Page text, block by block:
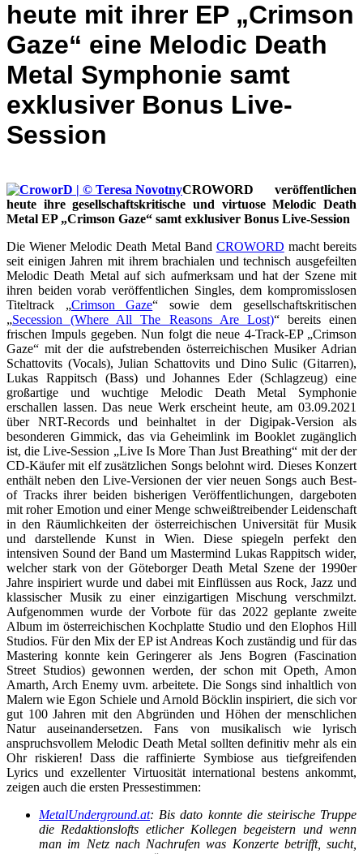
heute mit ihrer EP „Crimson
Gaze“ eine Melodic Death
Metal Symphonie samt
exklusiver Bonus Live-
Session
CROWORD veröffentlichen
heute ihre gesellschaftskritische und virtuose Melodic Death
Metal EP „Crimson Gaze“ samt exklusiver Bonus Live-Session
Die Wiener Melodic Death Metal Band CROWORD macht bereits
seit einigen Jahren mit ihrem brachialen und technisch ausgefeilten
Melodic Death Metal auf sich aufmerksam und hat der Szene mit
ihren beiden vorab veröffentlichen Singles, dem kompromisslosen
Titeltrack „Crimson Gaze“ sowie dem gesellschaftskritischen
„Secession (Where All The Reasons Are Lost)“ bereits einen
frischen Impuls gegeben. Nun folgt die neue 4-Track-EP „Crimson
Gaze“ mit der die aufstrebenden österreichischen Musiker Adrian
Schattovits (Vocals), Julian Schattovits und Dino Sulic (Gitarren),
Lukas Rappitsch (Bass) und Johannes Eder (Schlagzeug) eine
großartige und wuchtige Melodic Death Metal Symphonie
erschallen lassen. Das neue Werk erscheint heute, am 03.09.2021
über NRT-Records und beinhaltet in der Digipak-Version als
besonderen Gimmick, das via Geheimlink im Booklet zugänglich
ist, die Live-Session „Live Is More Than Just Breathing“ mit der der
CD-Käufer mit elf zusätzlichen Songs belohnt wird. Dieses Konzert
enthält neben den Live-Versionen der vier neuen Songs auch Best-
of Tracks ihrer beiden bisherigen Veröffentlichungen, dargeboten
mit roher Emotion und einer Menge schweißtreibender Leidenschaft
in den Räumlichkeiten der österreichischen Universität für Musik
und darstellende Kunst in Wien. Diese spiegeln perfekt den
intensiven Sound der Band um Mastermind Lukas Rappitsch wider,
welcher stark von der Göteborger Death Metal Szene der 1990er
Jahre inspiriert wurde und dabei mit Einflüssen aus Rock, Jazz und
klassischer Musik zu einer einzigartigen Mischung verschmilzt.
Aufgenommen wurde der Vorbote für das 2022 geplante zweite
Album im österreichischen Kochplatte Studio und den Elophos Hill
Studios. Für den Mix der EP ist Andreas Koch zuständig und für das
Mastering konnte kein Geringerer als Jens Bogren (Fascination
Street Studios) gewonnen werden, der schon mit Opeth, Amon
Amarth, Arch Enemy uvm. arbeitete. Die Songs sind inhaltlich von
Malern wie Egon Schiele und Arnold Böcklin inspiriert, die sich vor
gut 100 Jahren mit den Abgründen und Höhen der menschlichen
Natur auseinandersetzen. Fans von musikalisch wie lyrisch
anspruchsvollem Melodic Death Metal sollten definitiv mehr als ein
Ohr riskieren! Dass die raffinierte Symbiose aus tiefgreifenden
Lyrics und exzellenter Virtuosität international bestens ankommt,
zeigen auch die ersten Pressestimmen:
MetalUnderground.at: Bis dato konnte die steirische Truppe
die Redaktionslofts etlicher Kollegen begeistern und wenn
man im Netz nach Nachrufen was Konzerte betrifft, sucht,